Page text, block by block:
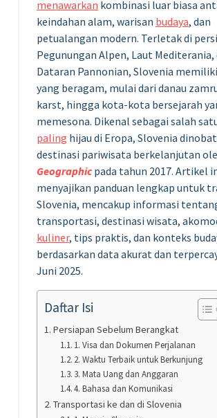
menawarkan kombinasi luar biasa
keindahan alam, warisan budaya, dan
petualangan modern. Terletak di
Pegunungan Alpen, Laut Mediterania,
Dataran Pannonian, Slovenia
yang beragam, mulai dari danau
karst, hingga kota-kota bersejarah
memesona. Dikenal sebagai salah
paling hijau di Eropa, Slovenia
destinasi pariwisata berkelanjutan
Geographic pada tahun 2017. Artikel
menyajikan panduan lengkap untuk
Slovenia, mencakup informasi
transportasi, destinasi wisata,
kuliner, tips praktis, dan konteks
berdasarkan data akurat dan
Juni 2025.
Daftar Isi
Persiapan Sebelum Berangkat
1. Visa dan Dokumen Perjalanan
2. Waktu Terbaik untuk Berkunjung
3. Mata Uang dan Anggaran
4. Bahasa dan Komunikasi
Transportasi ke dan di Slovenia